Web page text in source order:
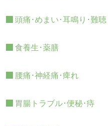
頭痛･めまい･耳鳴り･難聴
食養生･薬膳
腰痛･神経痛･痺れ
胃腸トラブル･便秘･痔